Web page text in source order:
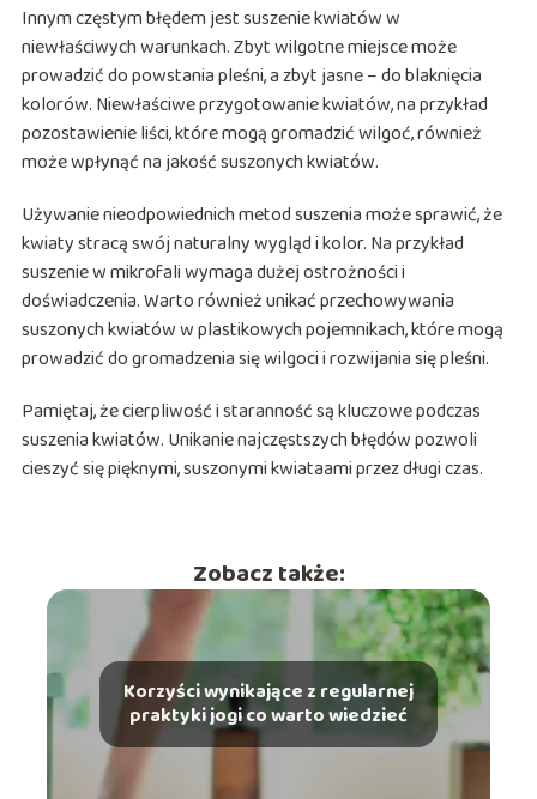
Innym częstym błędem jest suszenie kwiatów w
niewłaściwych warunkach. Zbyt wilgotne miejsce może
prowadzić do powstania pleśni, a zbyt jasne – do blaknięcia
kolorów. Niewłaściwe przygotowanie kwiatów, na przykład
pozostawienie liści, które mogą gromadzić wilgoć, również
może wpłynąć na jakość suszonych kwiatów.
Używanie nieodpowiednich metod suszenia może sprawić, że
kwiaty stracą swój naturalny wygląd i kolor. Na przykład
suszenie w mikrofali wymaga dużej ostrożności i
doświadczenia. Warto również unikać przechowywania
suszonych kwiatów w plastikowych pojemnikach, które mogą
prowadzić do gromadzenia się wilgoci i rozwijania się pleśni.
Pamiętaj, że cierpliwość i staranność są kluczowe podczas
suszenia kwiatów. Unikanie najczęstszych błędów pozwoli
cieszyć się pięknymi, suszonymi kwiataami przez długi czas.
Zobacz także:
Korzyści wynikające z regularnej
praktyki jogi co warto wiedzieć